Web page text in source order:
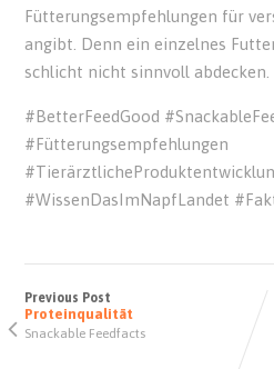
Fütterungsempfehlungen für
angibt. Denn ein einzelnes
schlicht nicht sinnvoll abdecken.
#BetterFeedGood
#Fütterungsempfehlungen
#WissenDasImNapfLandet
Previous Post
Proteinqualität
Snackable Feedfacts